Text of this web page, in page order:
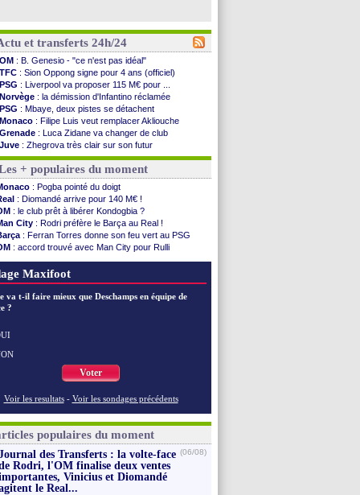
et transferts 24h/24
OM : B. Genesio - "ce n'est pas idéal"
TFC : Sion Oppong signe pour 4 ans (officiel)
PSG : Liverpool va proposer 115 M€ pour ...
Norvège : la démission d'Infantino réclamée
PSG : Mbaye, deux pistes se détachent
Monaco : Filipe Luis veut remplacer Akliouche
Grenade : Luca Zidane va changer de club
Juve : Zhegrova très clair sur son futur
OM: Aguerd, le plan B de Naples
Arsenal: Guimarães a signé son contrat
Nantes: direction Chypre pour Duverne
Monaco : le remplaçant d'Akliouche en ...
Man Utd: Bayindir signe au Celta (officiel)
City: Enzo Fernandez pour l'après-Rodri ?
: l'option Monaco pour Lukaku !
: Lucas Perri a été approché
PSG: le coach de l'Ajax insiste pour Godts
Francfort: Dina Ebimbe signe à Schalke (off.)
Monaco: Filipe Luis aimerait garder Balogun
Dortmund
Argentine
+ populaires du moment
: Pogba pointé du doigt
: Diomandé arrive pour 140 M€ !
: le club prêt à libérer Kondogbia ?
City : Rodri préfère le Barça au Real !
: Ferran Torres donne son feu vert au PSG
: accord trouvé avec Man City pour Rulli
: une offre pour Bulka
Maxifoot
va t-il faire mieux que Deschamps en équipe de
?
Voter
Voir les resultats - Voir les sondages précédents
populaires du moment
des Transferts : la volte-face
Rodri, l'OM finalise deux ventes
Vinicius et Diomandé
le Real...
(06/08)